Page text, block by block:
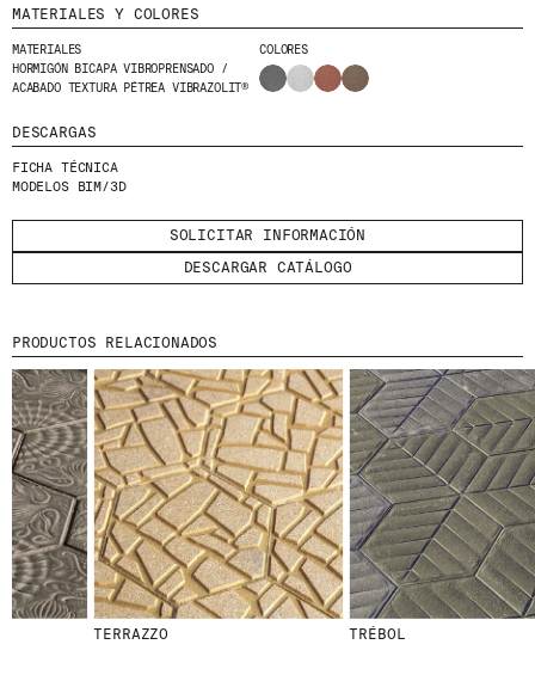
MATERIALES Y COLORES
MATERIALES
HORMIGÓN BICAPA VIBROPRENSADO /
ACABADO TEXTURA PÉTREA VIBRAZOLIT®
COLORES
DESCARGAS
FICHA TÉCNICA
MODELOS BIM/3D
SOLICITAR INFORMACIÓN
DESCARGAR CATÁLOGO
PRODUCTOS RELACIONADOS
TERRAZZO TRÉBOL
ENTÉRATE DE NUESTRAS NOVEDADES
SUSCRIBIÉNDOTE A NUESTRA NEWSLETTER.
HE LEÍDO Y ACEPTO LA
PRIVACIDAD
ENVIAR
WE ARE MOLINS GO TO CORPORATE SITE
CERTIFICADOS